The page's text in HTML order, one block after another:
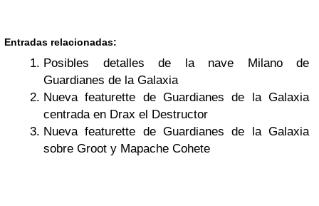
Entradas relacionadas:
Posibles detalles de la nave Milano de
Guardianes de la Galaxia
Nueva featurette de Guardianes de la Galaxia
centrada en Drax el Destructor
Nueva featurette de Guardianes de la Galaxia
sobre Groot y Mapache Cohete